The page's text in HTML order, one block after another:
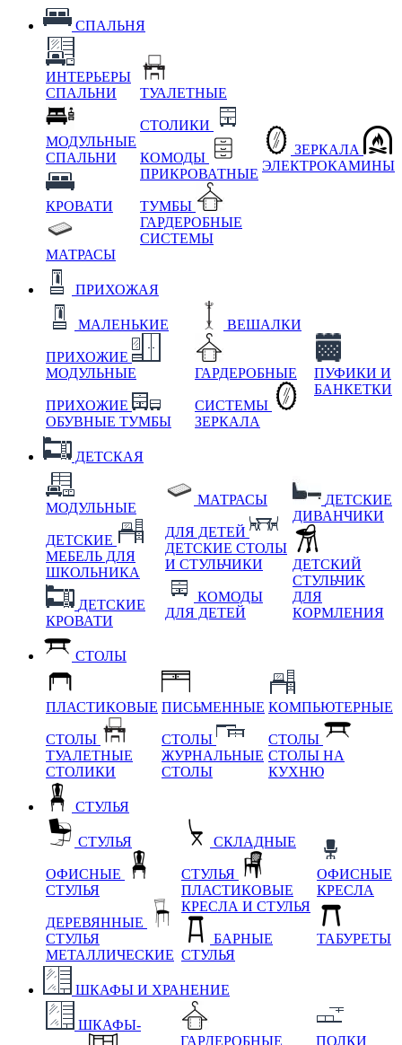
СПАЛЬНЯ
ИНТЕРЬЕРЫ
СПАЛЬНИ
МОДУЛЬНЫЕ
СПАЛЬНИ
КРОВАТИ
МАТРАСЫ
ТУАЛЕТНЫЕ
СТОЛИКИ
КОМОДЫ
ПРИКРОВАТНЫЕ
ТУМБЫ
ГАРДЕРОБНЫЕ
СИСТЕМЫ
ЗЕРКАЛА
ЭЛЕКТРОКАМИНЫ
ПРИХОЖАЯ
МАЛЕНЬКИЕ
ПРИХОЖИЕ
МОДУЛЬНЫЕ
ПРИХОЖИЕ
ОБУВНЫЕ ТУМБЫ
ВЕШАЛКИ
ГАРДЕРОБНЫЕ
СИСТЕМЫ
ЗЕРКАЛА
ПУФИКИ И
БАНКЕТКИ
ДЕТСКАЯ
МОДУЛЬНЫЕ
ДЕТСКИЕ
МЕБЕЛЬ ДЛЯ
ШКОЛЬНИКА
ДЕТСКИЕ
КРОВАТИ
МАТРАСЫ
ДЛЯ ДЕТЕЙ
ДЕТСКИЕ СТОЛЫ
И СТУЛЬЧИКИ
КОМОДЫ
ДЛЯ ДЕТЕЙ
ДЕТСКИЕ
ДИВАНЧИКИ
ДЕТСКИЙ
СТУЛЬЧИК
ДЛЯ
КОРМЛЕНИЯ
СТОЛЫ
ПЛАСТИКОВЫЕ
СТОЛЫ
ТУАЛЕТНЫЕ
СТОЛИКИ
ПИСЬМЕННЫЕ
СТОЛЫ
ЖУРНАЛЬНЫЕ
СТОЛЫ
КОМПЬЮТЕРНЫЕ
СТОЛЫ
СТОЛЫ НА
КУХНЮ
СТУЛЬЯ
СТУЛЬЯ
ОФИСНЫЕ
СТУЛЬЯ
ДЕРЕВЯННЫЕ
СТУЛЬЯ
МЕТАЛЛИЧЕСКИЕ
СКЛАДНЫЕ
СТУЛЬЯ
ПЛАСТИКОВЫЕ
КРЕСЛА И СТУЛЬЯ
БАРНЫЕ
СТУЛЬЯ
ОФИСНЫЕ
КРЕСЛА
ТАБУРЕТЫ
ШКАФЫ И ХРАНЕНИЕ
ШКАФЫ-
ГАРДЕРОБНЫЕ
ПОЛКИ